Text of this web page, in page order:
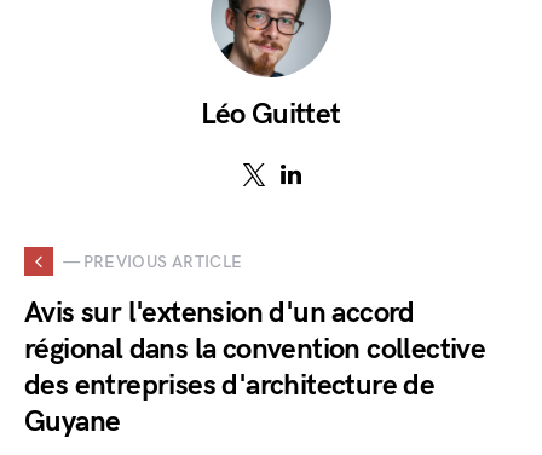
Léo Guittet
— PREVIOUS ARTICLE
Avis sur l'extension d'un accord
régional dans la convention collective
des entreprises d'architecture de
Guyane